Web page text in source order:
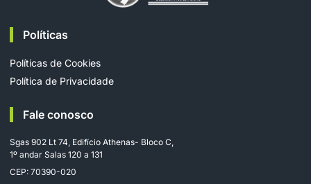
Políticas
Políticas de Cookies
Política de Privacidade
Fale conosco
Sgas 902 Lt 74, Edifício Athenas- Bloco C,
1º andar Salas 120 a 131
CEP: 70390-020